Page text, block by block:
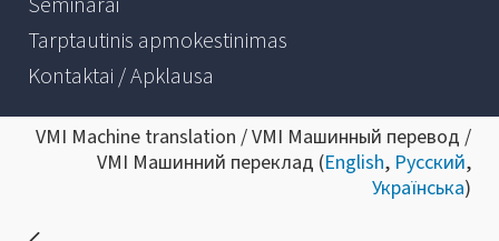
Tarptautinis apmokestinimas
Kontaktai / Apklausa
VMI Machine translation / VMI Машинный перевод /
VMI Машинний переклад (English, Русский,
Українська)